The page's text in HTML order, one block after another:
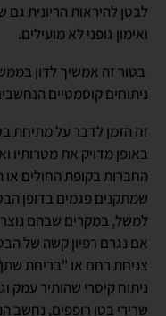
לבטן להיראות הריונית
ואימון גופני לא מועילים.
בטור זה אמשיך לדון
ניתוחים קוסמטיים
זה הזמן לדבר על מתיחת
באופן מדויק את
החברות בקופת החולים או
שמתקנים פגמים בדופן
למשל, במקרים שבהם נוצר
אם נגרם רפיון קשה של
צניחת רחם או "בריחת
ניתוח קיסרי שהותיר עמק
שרירי בטן רופפים, נחשב